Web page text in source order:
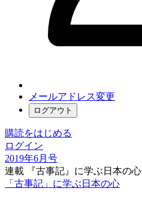
メールアドレス変更
ログアウト
購読をはじめる
ログイン
2019年6月号
連載 『古事記』に学ぶ日本の心
「古事記」に学ぶ日本の心